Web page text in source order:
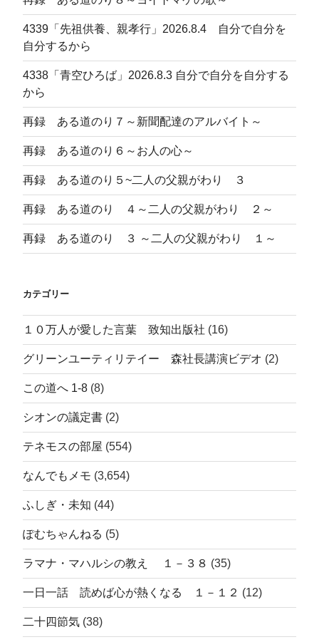
ド
４
～
水
で
ー
タ
ー
が
回
る”
の
4339「先祖供養、親孝行」2026.8.4 自分で自分を
自分するから
4338「青空ひろば」2026.8.3 自分で自分を自分する
から
再録 ある道のり７～新聞配達のアルバイト～
再録 ある道のり６～お人の心～
再録 ある道のり５~二人の父親がわり ３
再録 ある道のり ４～二人の父親がわり ２～
再録 ある道のり ３ ～二人の父親がわり １～
カテゴリー
１０万人が愛した言葉 致知出版社 (16)
グリーンユーティリテイー 森社長講演ビデオ (2)
この道へ 1-8 (8)
シオンの議定書 (2)
テネモスの部屋 (554)
なんでもメモ (3,654)
ふしぎ・未知 (44)
ぽむちゃんねる (5)
ラマナ・マハルシの教え １－３８ (35)
一日一話 読めば心が熱くなる １－１２ (12)
二十四節気 (38)